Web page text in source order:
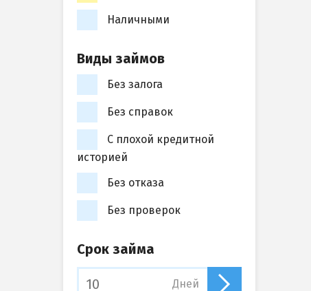
Наличными
Виды займов
Без залога
Без справок
С плохой кредитной
историей
Без отказа
Без проверок
Срок займа
Дней